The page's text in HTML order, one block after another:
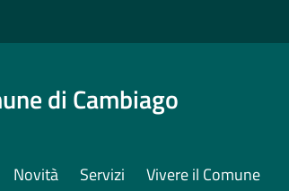
di Cambiago
Novità Servizi Vivere il Comune